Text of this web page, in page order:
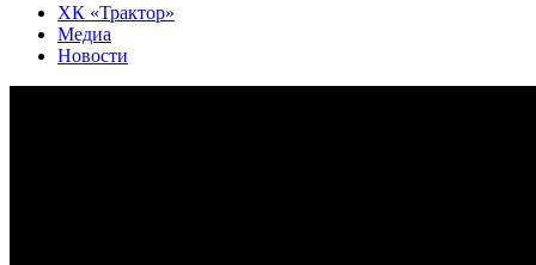
ХК «Трактор»
Медиа
Новости